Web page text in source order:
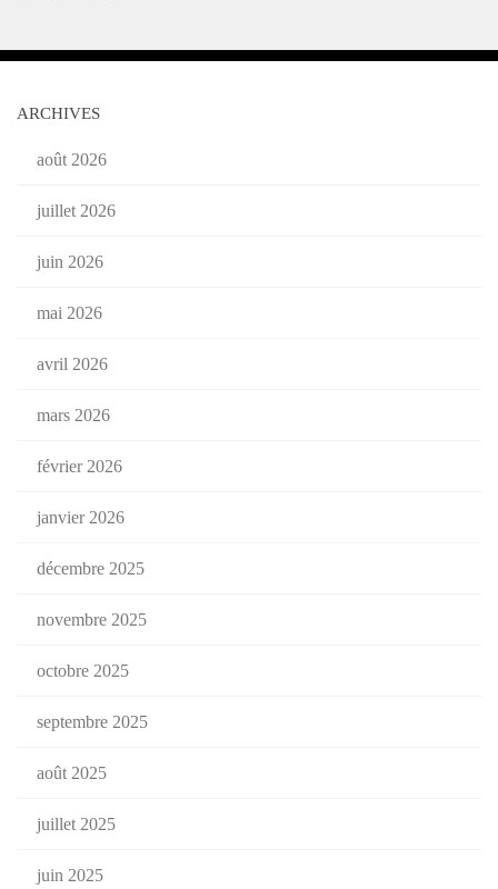
ARCHIVES
août 2026
juillet 2026
juin 2026
mai 2026
avril 2026
mars 2026
février 2026
janvier 2026
décembre 2025
novembre 2025
octobre 2025
septembre 2025
août 2025
juillet 2025
juin 2025